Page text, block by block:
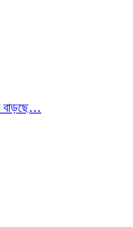
বাড়ছে…